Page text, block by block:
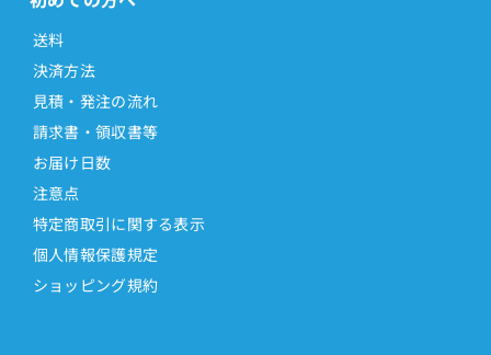
送料
決済方法
見積・発注の流れ
請求書・領収書等
お届け日数
注意点
特定商取引に関する表示
個人情報保護規定
ショッピング規約